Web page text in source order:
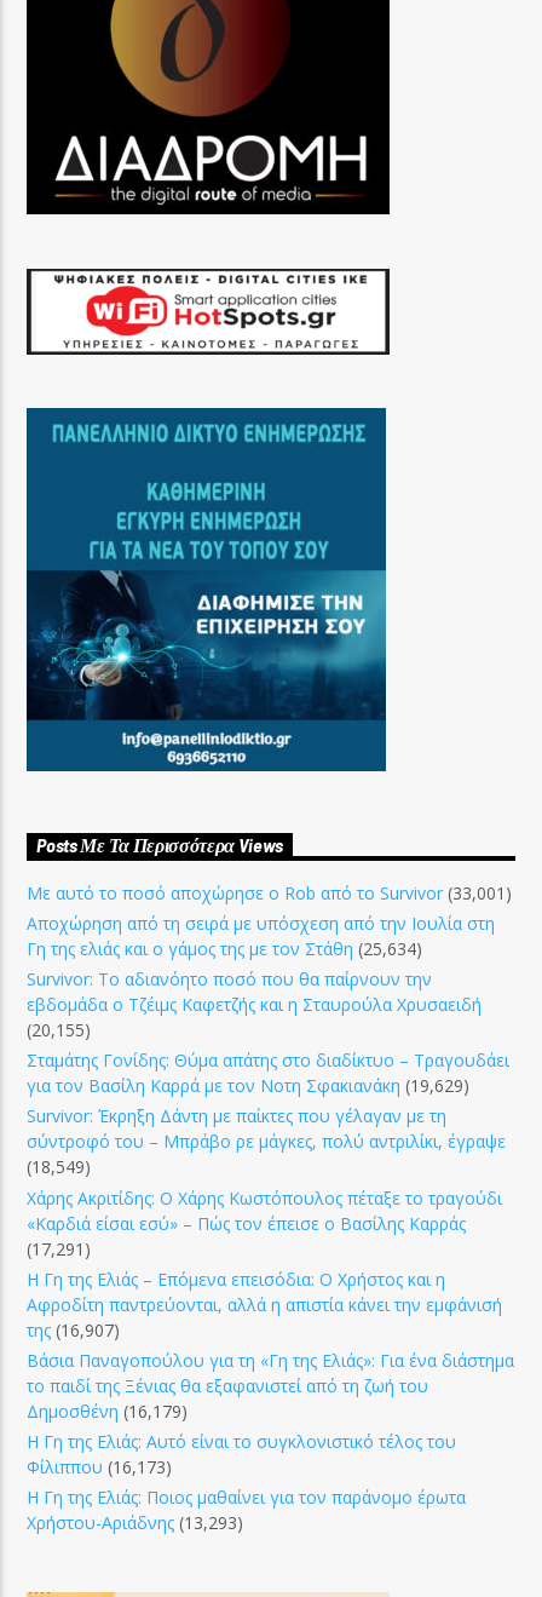
Posts Με Τα Περισσότερα Views
Με αυτό το ποσό αποχώρησε ο Rob από το Survivor (33,001)
Αποχώρηση από τη σειρά με υπόσχεση από την Ιουλία στη
Γη της ελιάς και ο γάμος της με τον Στάθη (25,634)
Survivor: Το αδιανόητο ποσό που θα παίρνουν την
εβδομάδα ο Τζέιμς Καφετζής και η Σταυρούλα Χρυσαειδή
(20,155)
Σταμάτης Γονίδης: Θύμα απάτης στο διαδίκτυο – Τραγουδάει
για τον Βασίλη Καρρά με τον Νοτη Σφακιανάκη (19,629)
Survivor: Έκρηξη Δάντη με παίκτες που γέλαγαν με τη
σύντροφό του – Μπράβο ρε μάγκες, πολύ αντριλίκι, έγραψε
(18,549)
Χάρης Ακριτίδης: Ο Χάρης Κωστόπουλος πέταξε το τραγούδι
«Καρδιά είσαι εσύ» – Πώς τον έπεισε ο Βασίλης Καρράς
(17,291)
Η Γη της Ελιάς – Επόμενα επεισόδια: Ο Χρήστος και η
Αφροδίτη παντρεύονται, αλλά η απιστία κάνει την εμφάνισή
της (16,907)
Βάσια Παναγοπούλου για τη «Γη της Ελιάς»: Για ένα διάστημα
το παιδί της Ξένιας θα εξαφανιστεί από τη ζωή του
Δημοσθένη (16,179)
Η Γη της Ελιάς: Αυτό είναι το συγκλονιστικό τέλος του
Φίλιππου (16,173)
Η Γη της Ελιάς: Ποιος μαθαίνει για τον παράνομο έρωτα
Χρήστου-Αριάδνης (13,293)